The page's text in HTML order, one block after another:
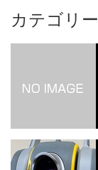
カテゴリー